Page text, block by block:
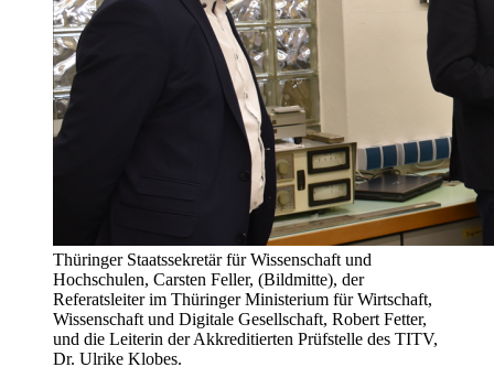
Thüringer Staatssekretär für Wissenschaft und
Hochschulen, Carsten Feller, (Bildmitte), der
Referatsleiter im Thüringer Ministerium für Wirtschaft,
Wissenschaft und Digitale Gesellschaft, Robert Fetter,
und die Leiterin der Akkreditierten Prüfstelle des TITV,
Dr. Ulrike Klobes.